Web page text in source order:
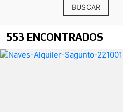
BUSCAR
553 ENCONTRADOS
Nave industrial en alquiler en